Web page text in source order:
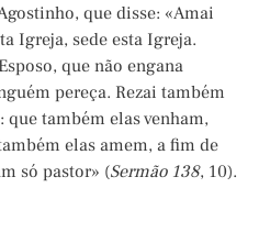
que disse: «Amai
Igreja, sede esta Igreja.
que não engana
pereça. Rezai também
também elas venham,
elas amem, a fim de
só pastor» (Sermão 138, 10).